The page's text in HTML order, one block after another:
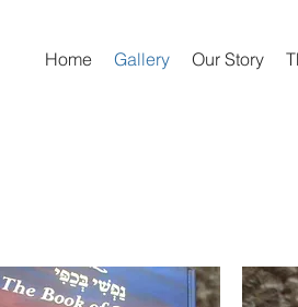
Home Gallery Our Story